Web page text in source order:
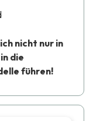
nicht nur in
die
führen!